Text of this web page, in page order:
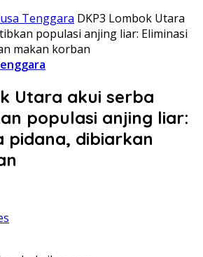
Tenggara DKP3 Lombok Utara
populasi anjing liar: Eliminasi
makan korban
Utara akui serba
populasi anjing liar:
pidana, dibiarkan